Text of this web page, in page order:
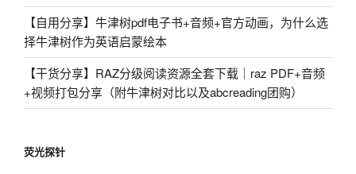
【自用分享】牛津树pdf电子书+音频+官方动画，为什么选
择牛津树作为英语启蒙绘本
【干货分享】RAZ分级阅读资源全套下载｜raz PDF+音频
+视频打包分享（附牛津树对比以及abcreading团购）
荧光探针